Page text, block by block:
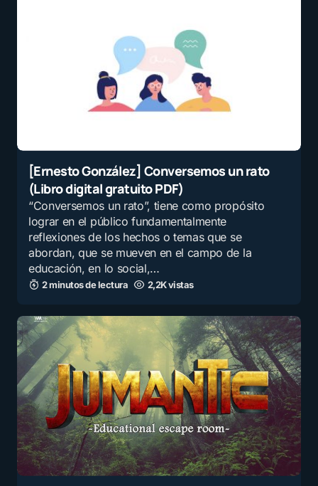
[Ernesto González] Conversemos un rato
(Libro digital gratuito PDF)
“Conversemos un rato”, tiene como propósito
lograr en el público fundamentalmente
reflexiones de los hechos o temas que se
abordan, que se mueven en el campo de la
educación, en lo social,…
2 minutos de lectura 2,2K vistas